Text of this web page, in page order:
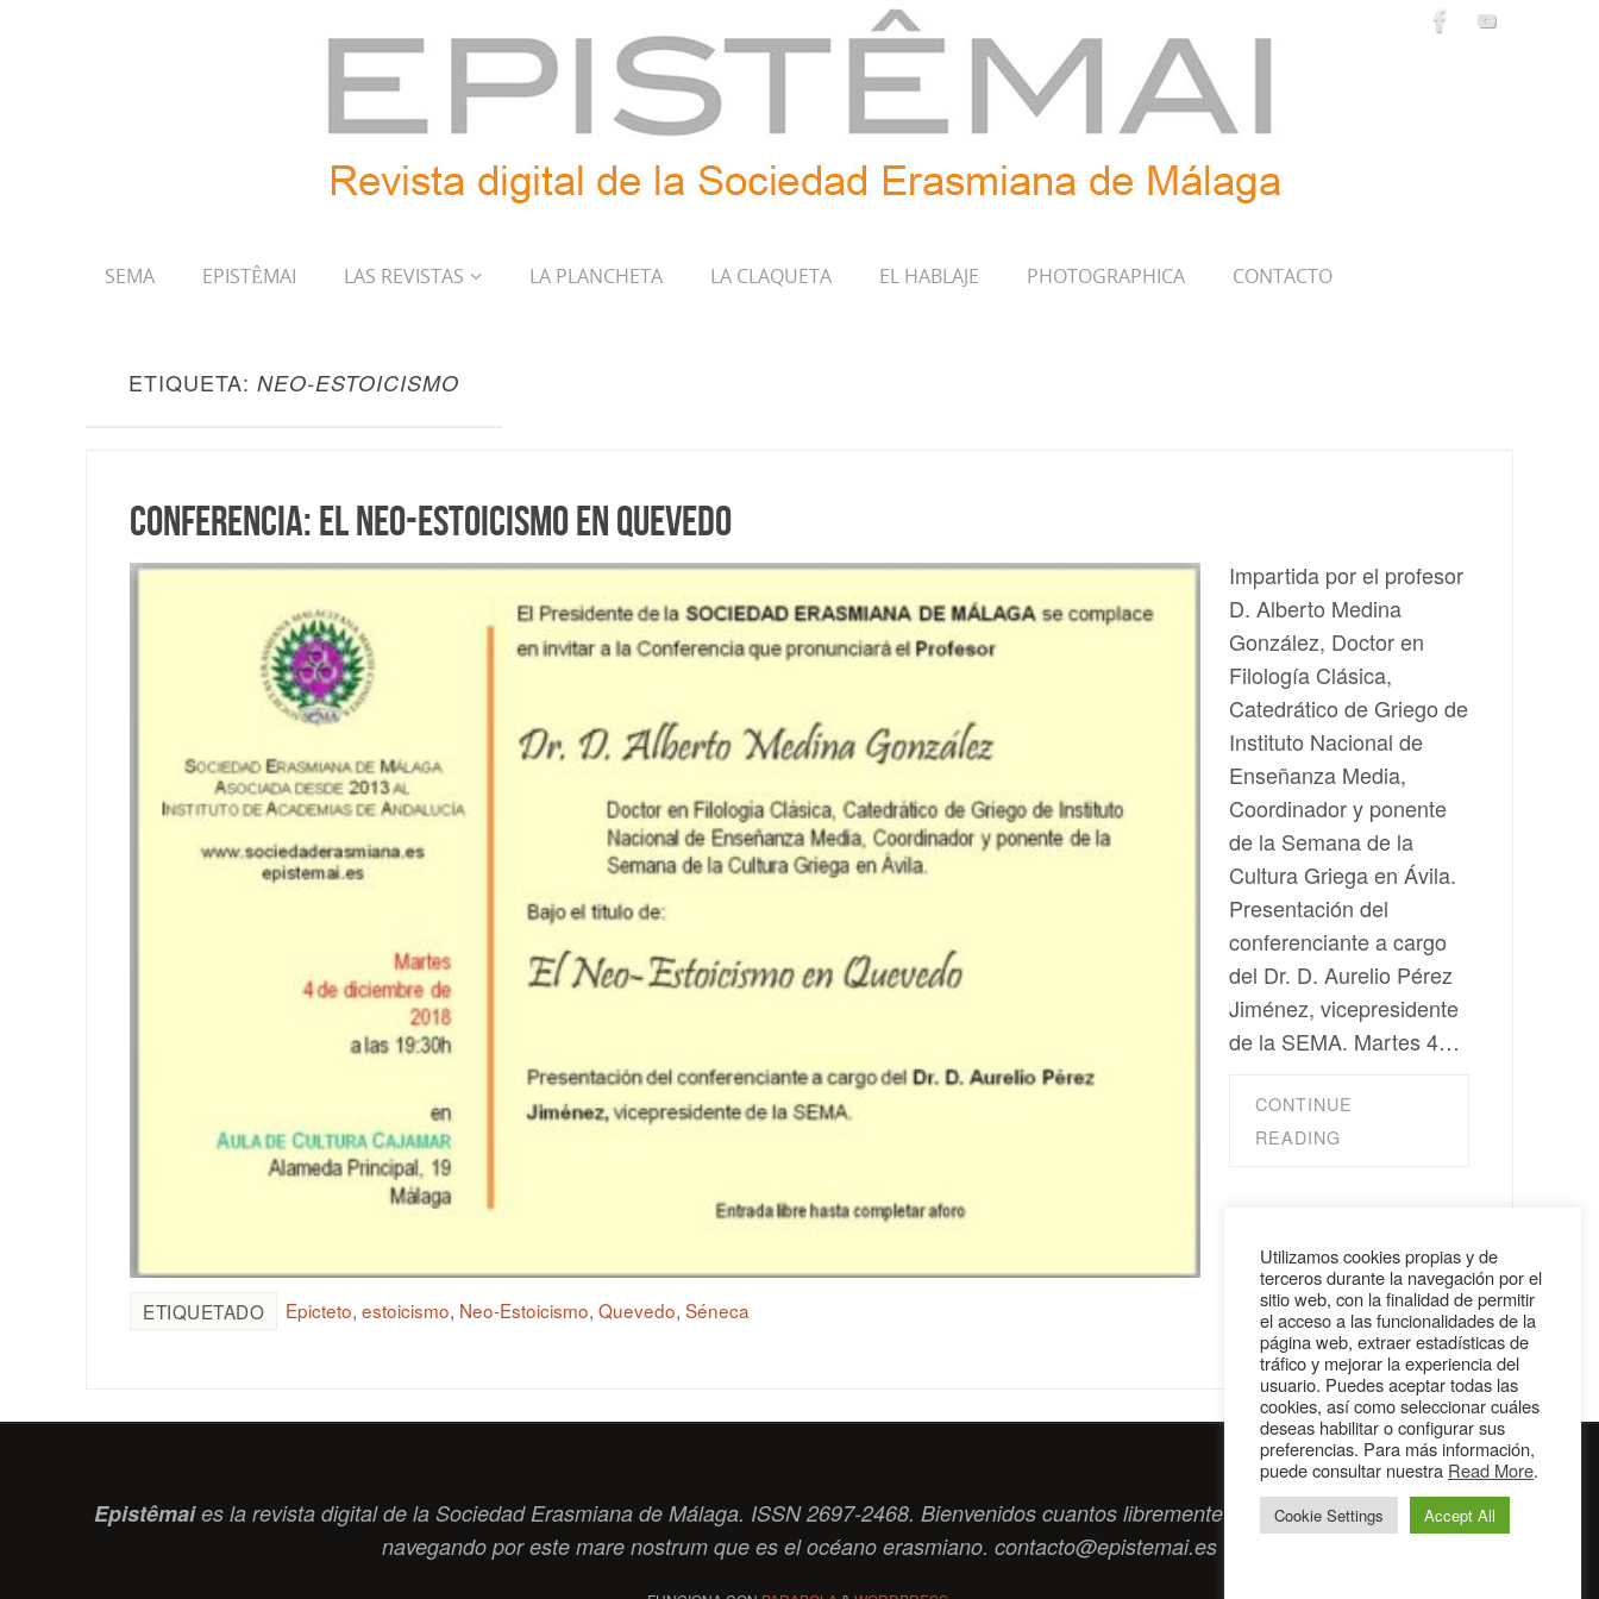
SEMA EPISTÊMAI LAS REVISTAS LA PLANCHETA LA CLAQUETA EL HABLAJE PHOTOGRAPHICA CONTACTO
ETIQUETA: NEO-ESTOICISMO
Conferencia: El Neo-Estoicismo en Quevedo
Impartida por el profesor
D. Alberto Medina
González, Doctor en
Filología Clásica,
Catedrático de Griego de
Instituto Nacional de
Enseñanza Media,
Coordinador y ponente
de la Semana de la
Cultura Griega en Ávila.
Presentación del
conferenciante a cargo
del Dr. D. Aurelio Pérez
Jiménez, vicepresidente
de la SEMA. Martes 4…
CONTINUE
READING
ETIQUETADO Epicteto, estoicismo, Neo-Estoicismo, Quevedo, Séneca
Epistêmaies la revista digital de la Sociedad Erasmiana de Málaga. ISSN 2697-2468. Bienvenidos cuantos libremente tengan algo que intercambiar
navegando por este mare nostrum que es el océano erasmiano. contacto@epistemai.es
Utilizamos cookies propias y de
terceros durante la navegación por el
sitio web, con la finalidad de permitir
el acceso a las funcionalidades de la
página web, extraer estadísticas de
tráfico y mejorar la experiencia del
usuario. Puedes aceptar todas las
cookies, así como seleccionar cuáles
deseas habilitar o configurar sus
preferencias. Para más información,
puede consultar nuestra Read More.
Cookie Settings Accept All